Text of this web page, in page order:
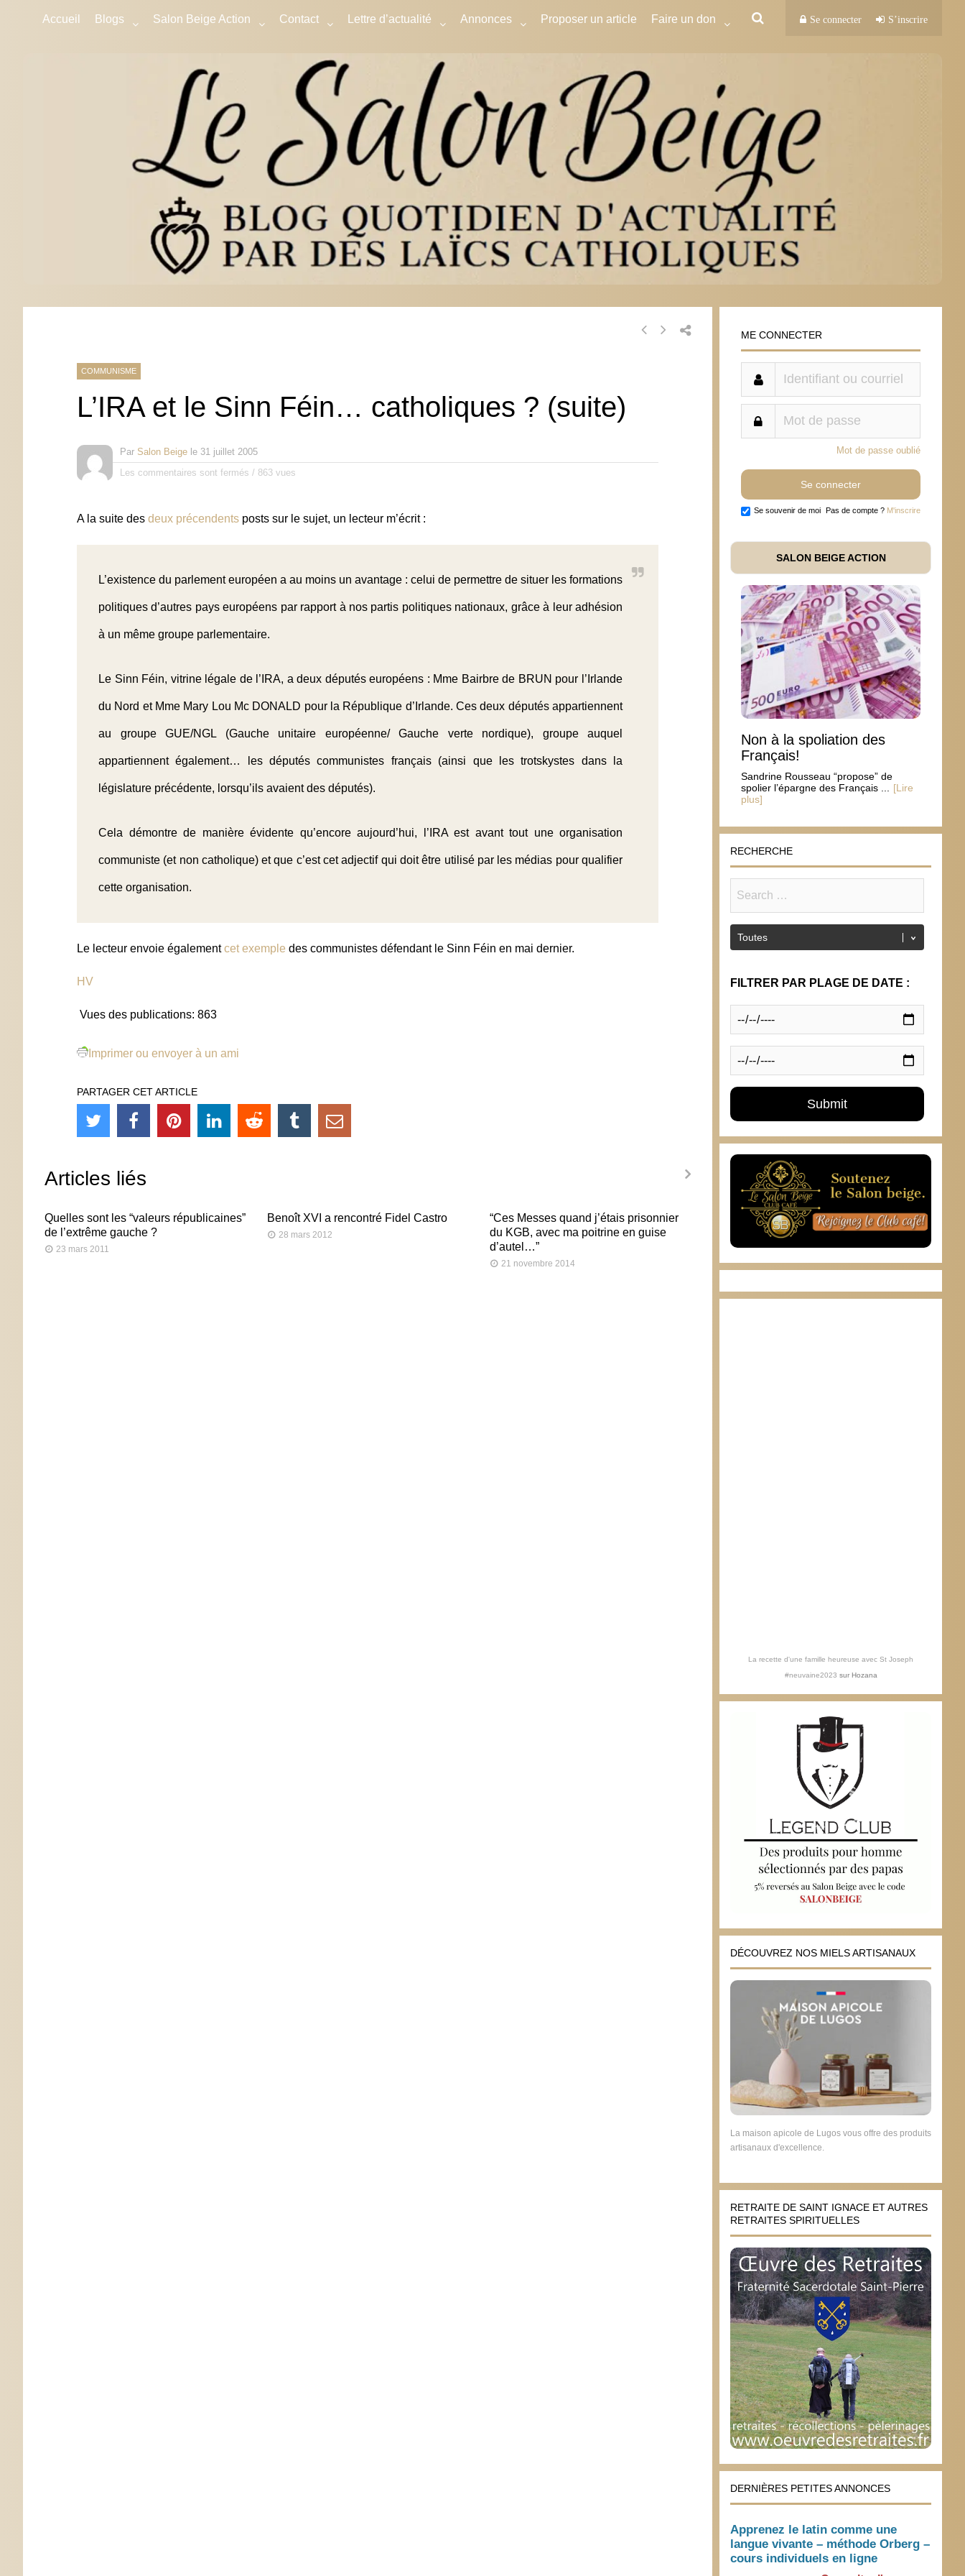
Accueil Blogs Salon Beige Action Contact Lettre d’actualité Annonces Proposer un article Faire un don Se connecter S’inscrire
COMMUNISME
L’IRA et le Sinn Féin… catholiques ? (suite)
Par Salon Beige le 31 juillet 2005
Les commentaires sont fermés / 863 vues
A la suite des deux précendents posts sur le sujet, un lecteur m’écrit :
L’existence du parlement européen a au moins un avantage : celui de permettre de situer les formations
politiques d’autres pays européens par rapport à nos partis politiques nationaux, grâce à leur adhésion
à un même groupe parlementaire.
Le Sinn Féin, vitrine légale de l’IRA, a deux députés européens : Mme Bairbre de BRUN pour l’Irlande
du Nord et Mme Mary Lou Mc DONALD pour la République d’Irlande. Ces deux députés appartiennent
au groupe GUE/NGL (Gauche unitaire européenne/ Gauche verte nordique), groupe auquel
appartiennent également… les députés communistes français (ainsi que les trotskystes dans la
législature précédente, lorsqu’ils avaient des députés).
Cela démontre de manière évidente qu’encore aujourd’hui, l’IRA est avant tout une organisation
communiste (et non catholique) et que c’est cet adjectif qui doit être utilisé par les médias pour qualifier
cette organisation.
Le lecteur envoie égalementcet exemple des communistes défendant le Sinn Féin en mai dernier.
HV
Vues des publications: 863
Imprimer ou envoyer à un ami
PARTAGER CET ARTICLE
Articles liés
Quelles sont les “valeurs républicaines”
de l’extrême gauche ?
23 mars 2011
Benoît XVI a rencontré Fidel Castro
28 mars 2012
“Ces Messes quand j’étais prisonnier
du KGB, avec ma poitrine en guise
d’autel…”
21 novembre 2014
La Pologne jette les symboles de
30 avril 2018
ME CONNECTER
Mot de passe oublié
Se souvenir de moi Pas de compte ? M'inscrire
SALON BEIGE ACTION
Non à la spoliation des
Français!
Sandrine Rousseau “propose” de
spolier l’épargne des Français ...
[Lire
plus]
RECHERCHE
FILTRER PAR PLAGE DE DATE :
La recette d'une famille heureuse avec St Joseph
#neuvaine2023 sur Hozana
DÉCOUVREZ NOS MIELS ARTISANAUX
La maison apicole de Lugos vous offre des produits
artisanaux d'excellence.
RETRAITE DE SAINT IGNACE ET AUTRES
RETRAITES SPIRITUELLES
DERNIÈRES PETITES ANNONCES
Apprenez le latin comme une
langue vivante – méthode Orberg –
cours individuels en ligne